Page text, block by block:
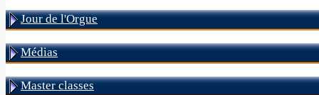
Jour de l'Orgue
Médias
Master classes